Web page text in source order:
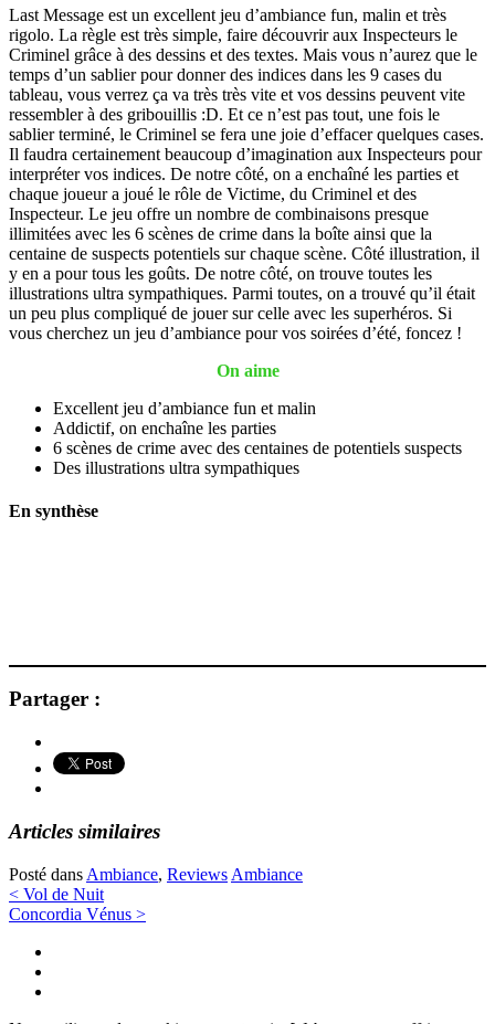
Last Message est un excellent jeu d’ambiance fun, malin et très
rigolo. La règle est très simple, faire découvrir aux Inspecteurs le
Criminel grâce à des dessins et des textes. Mais vous n’aurez que le
temps d’un sablier pour donner des indices dans les 9 cases du
tableau, vous verrez ça va très très vite et vos dessins peuvent vite
ressembler à des gribouillis :D. Et ce n’est pas tout, une fois le
sablier terminé, le Criminel se fera une joie d’effacer quelques cases.
Il faudra certainement beaucoup d’imagination aux Inspecteurs pour
interpréter vos indices. De notre côté, on a enchaîné les parties et
chaque joueur a joué le rôle de Victime, du Criminel et des
Inspecteur. Le jeu offre un nombre de combinaisons presque
illimitées avec les 6 scènes de crime dans la boîte ainsi que la
centaine de suspects potentiels sur chaque scène. Côté illustration, il
y en a pour tous les goûts. De notre côté, on trouve toutes les
illustrations ultra sympathiques. Parmi toutes, on a trouvé qu’il était
un peu plus compliqué de jouer sur celle avec les superhéros. Si
vous cherchez un jeu d’ambiance pour vos soirées d’été, foncez !
On aime
Excellent jeu d’ambiance fun et malin
Addictif, on enchaîne les parties
6 scènes de crime avec des centaines de potentiels suspects
Des illustrations ultra sympathiques
En synthèse
Partager :
Articles similaires
Posté dans Ambiance, Reviews Ambiance
Navigation
des
articles
< Vol de Nuit
Concordia Vénus >